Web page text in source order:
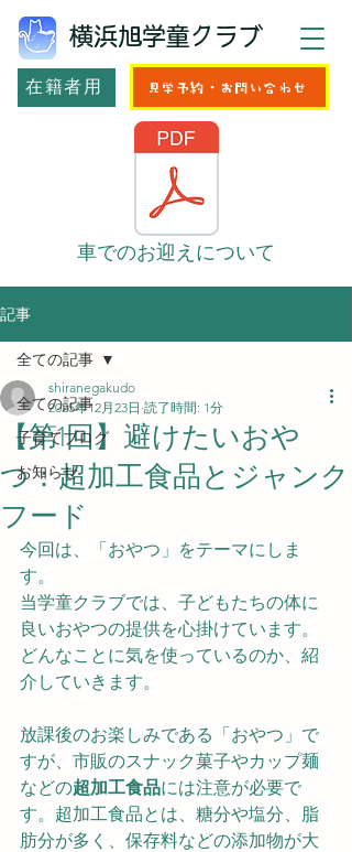
横浜旭学童クラブ
在籍者用 見学予約・お問い合わせ
車でのお迎えについて
記事
全ての記事
子育てブログ
お知らせ
全ての記事
【第1回】避けたいおや
つ：超加工食品とジャンク
フード
shiranegakudo
2025年12月23日 読了時間: 1分
今回は、「おやつ」をテーマにしま
す。
当学童クラブでは、子どもたちの体に
良いおやつの提供を心掛けています。
どんなことに気を使っているのか、紹
介していきます。
放課後のお楽しみである「おやつ」で
すが、市販のスナック菓子やカップ麺
などの超加工食品には注意が必要で
す。超加工食品とは、糖分や塩分、脂
肪分が多く、保存料などの添加物が大